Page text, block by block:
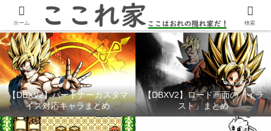
YouTubeチャンネル「ここれ家」
【DBXV2】パートナーカスタマ
イズ対応キャラまとめ
【DBXV2】ロード画面の「イラ
スト」まとめ
ホーム 検索